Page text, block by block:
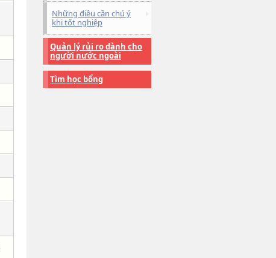
Những điều cần chú ý
khi tốt nghiệp
Quản lý rủi ro dành cho
người nước ngoài
Tìm học bổng